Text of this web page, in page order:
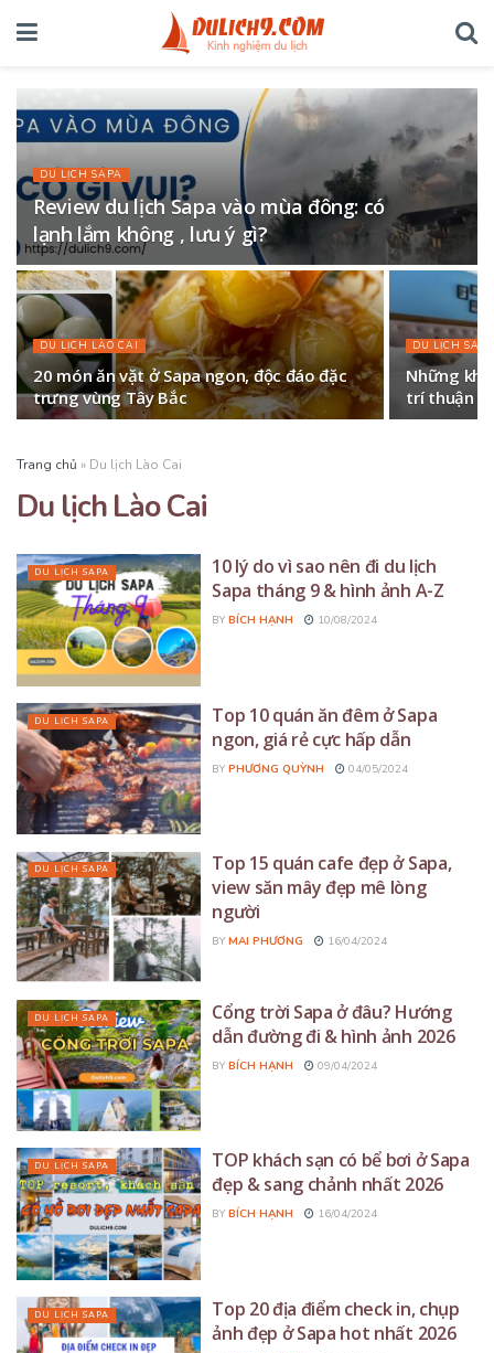
DU LỊCH SAPA
Review du lịch Sapa vào mùa đông: có
lạnh lắm không , lưu ý gì?
DU LỊCH LÀO CAI
20 món ăn vặt ở Sapa ngon, độc đáo đặc
trưng vùng Tây Bắc
DU LỊCH
Những
trí thuận
Trang chủ » Du lịch Lào Cai
Du lịch Lào Cai
DU LỊCH SAPA
10 lý do vì sao nên đi du lịch
Sapa tháng 9 & hình ảnh A-Z
BY BÍCH HẠNH 10/08/2024
DU LỊCH SAPA
Top 10 quán ăn đêm ở Sapa
ngon, giá rẻ cực hấp dẫn
BY PHƯƠNG QUỲNH 04/05/2024
DU LỊCH SAPA
Top 15 quán cafe đẹp ở Sapa,
view săn mây đẹp mê lòng
người
BY MAI PHƯƠNG 16/04/2024
DU LỊCH SAPA
Cổng trời Sapa ở đâu? Hướng
dẫn đường đi & hình ảnh 2026
BY BÍCH HẠNH 09/04/2024
DU LỊCH SAPA
TOP khách sạn có bể bơi ở Sapa
đẹp & sang chảnh nhất 2026
BY BÍCH HẠNH 16/04/2024
DU LỊCH SAPA
Top 20 địa điểm check in, chụp
ảnh đẹp ở Sapa hot nhất 2026